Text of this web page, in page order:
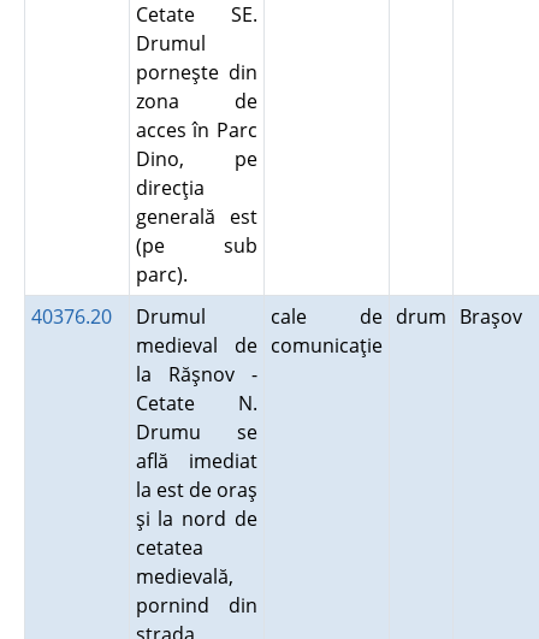
Cetate SE.
Drumul
porneşte din
zona de
acces în Parc
Dino, pe
direcţia
generală est
(pe sub
parc).
40376.20
Drumul
medieval de
la Răşnov -
Cetate N.
Drumu se
află imediat
la est de oraş
şi la nord de
cetatea
medievală,
pornind din
cale de
comunicaţie
drum Braşov